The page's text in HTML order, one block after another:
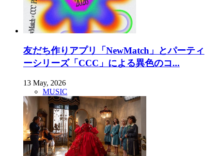
友だち作りアプリ「NewMatch」とパーティ
ーシリーズ「CCC」による異色のコ...
13 May, 2026
MUSIC